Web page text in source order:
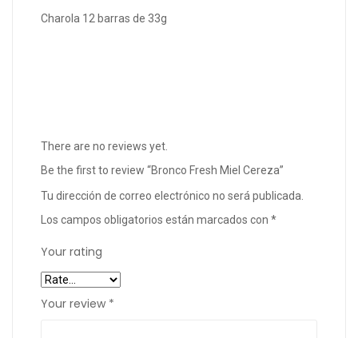
Charola 12 barras de 33g
There are no reviews yet.
Be the first to review “Bronco Fresh Miel Cereza”
Tu dirección de correo electrónico no será publicada.
Los campos obligatorios están marcados con *
Your rating
Your review *